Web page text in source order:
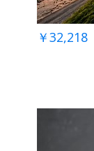
￥32,218